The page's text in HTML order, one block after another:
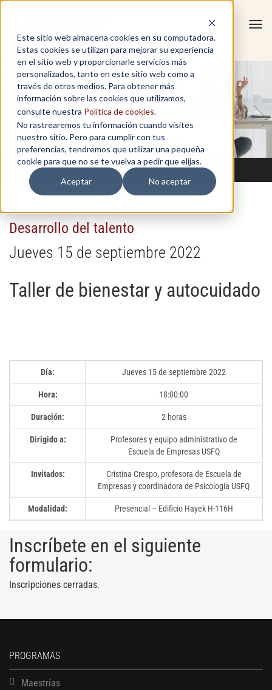
Este sitio web almacena cookies en su computadora.
Estas cookies se utilizan para mejorar su experiencia
en el sitio web y proporcionarle servicios más
personalizados, tanto en este sitio web como a
través de otros medios. Para obtener más
información sobre las cookies que utilizamos,
consulte nuestra Política de cookies.
No rastrearemos tu información cuando visites
nuestro sitio. Pero para cumplir con tus
preferencias, tendremos que utilizar una pequeña
cookie para que no se te vuelva a pedir que elijas.
Aceptar
No aceptar
Desarrollo del talento
Jueves 15 de septiembre 2022
Taller de bienestar y autocuidado
Día: Jueves 15 de septiembre 2022
Hora: 18:00:00
Duración: 2 horas
Dirigido a:
Profesores y equipo administrativo de
Escuela de Empresas USFQ
Invitados:
Cristina Crespo, profesora de Escuela de
Empresas y coordinadora de Psicología USFQ
Modalidad: Presencial – Edificio Hayek H-116H
Inscríbete en el siguiente
formulario:
Inscripciones cerradas.
PROGRAMAS
Maestrías